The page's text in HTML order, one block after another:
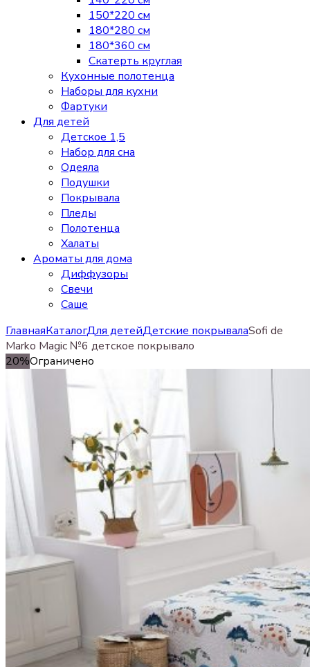
150*220 см
180*280 см
180*360 см
Скатерть круглая
Кухонные полотенца
Наборы для кухни
Фартуки
Для детей
Детское 1,5
Набор для сна
Одеяла
Подушки
Покрывала
Пледы
Полотенца
Халаты
Ароматы для дома
Диффузоры
Свечи
Cаше
ГлавнаяКаталогДля детейДетские покрывалаSofi de
Marko Magic №6 детское покрывало
20%Ограничено